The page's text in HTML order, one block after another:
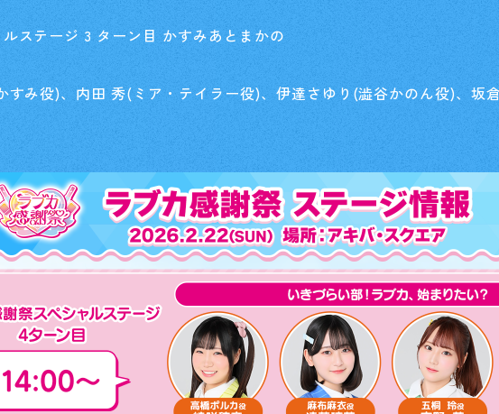
ステージ 3 ターン目 かすみあとまかの
すみ役)、内田 秀(ミア・テイラー役)、伊達さゆり(澁谷かのん役)、坂